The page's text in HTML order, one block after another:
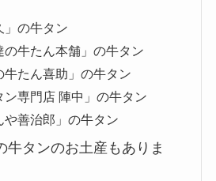
の牛タン
牛たん本舗」の牛タン
たん喜助」の牛タン
専門店 陣中」の牛タン
善治郎」の牛タン
牛タンのお土産もありま